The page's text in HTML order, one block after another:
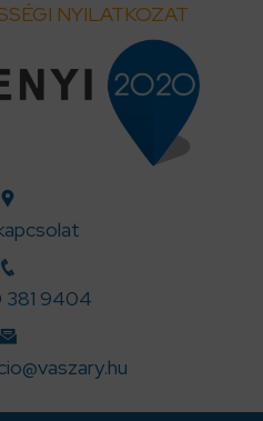
NYILATKOZAT
381 9404